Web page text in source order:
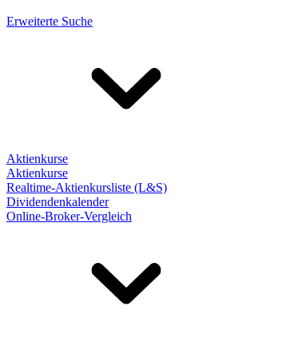
Erweiterte Suche
Aktienkurse
Aktienkurse
Realtime-Aktienkursliste (L&S)
Dividendenkalender
Online-Broker-Vergleich